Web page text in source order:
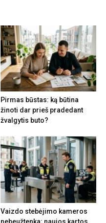
Pirmas būstas: ką būtina
žinoti dar prieš pradedant
žvalgytis buto?
Vaizdo stebėjimo kameros
nebeužtenka: naujos kartos